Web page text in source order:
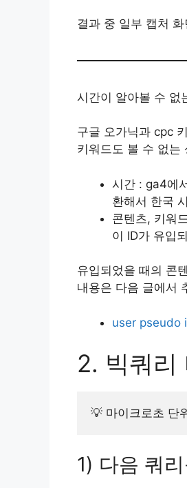
결과 중 일부 캡처
시간이 알아볼 수 없
구글 오가닉과 cpc
키워드도 볼 수 없는
시간 : ga4에
환해서 한국
콘텐츠, 키워
이 ID가 유입
유입되었을 때의 콘
내용은 다음 글에서
user pseudo
2. 빅쿼리
💡 마이크로초 단
1) 다음 쿼